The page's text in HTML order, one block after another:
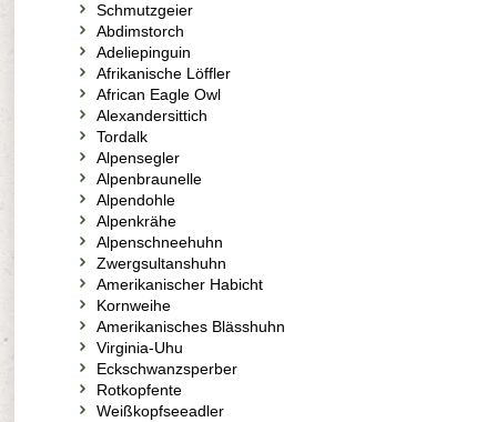
Schmutzgeier
Abdimstorch
Adeliepinguin
Afrikanische Löffler
African Eagle Owl
Alexandersittich
Tordalk
Alpensegler
Alpenbraunelle
Alpendohle
Alpenkrähe
Alpenschneehuhn
Zwergsultanshuhn
Amerikanischer Habicht
Kornweihe
Amerikanisches Blässhuhn
Virginia-Uhu
Eckschwanzsperber
Rotkopfente
Weißkopfseeadler